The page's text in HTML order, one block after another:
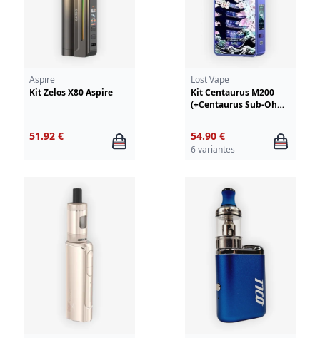
Aspire
Kit Zelos X80 Aspire
51.92 €
Lost Vape
Kit Centaurus M200
(+Centaurus Sub-Ohm
54.90 €
6 variantes